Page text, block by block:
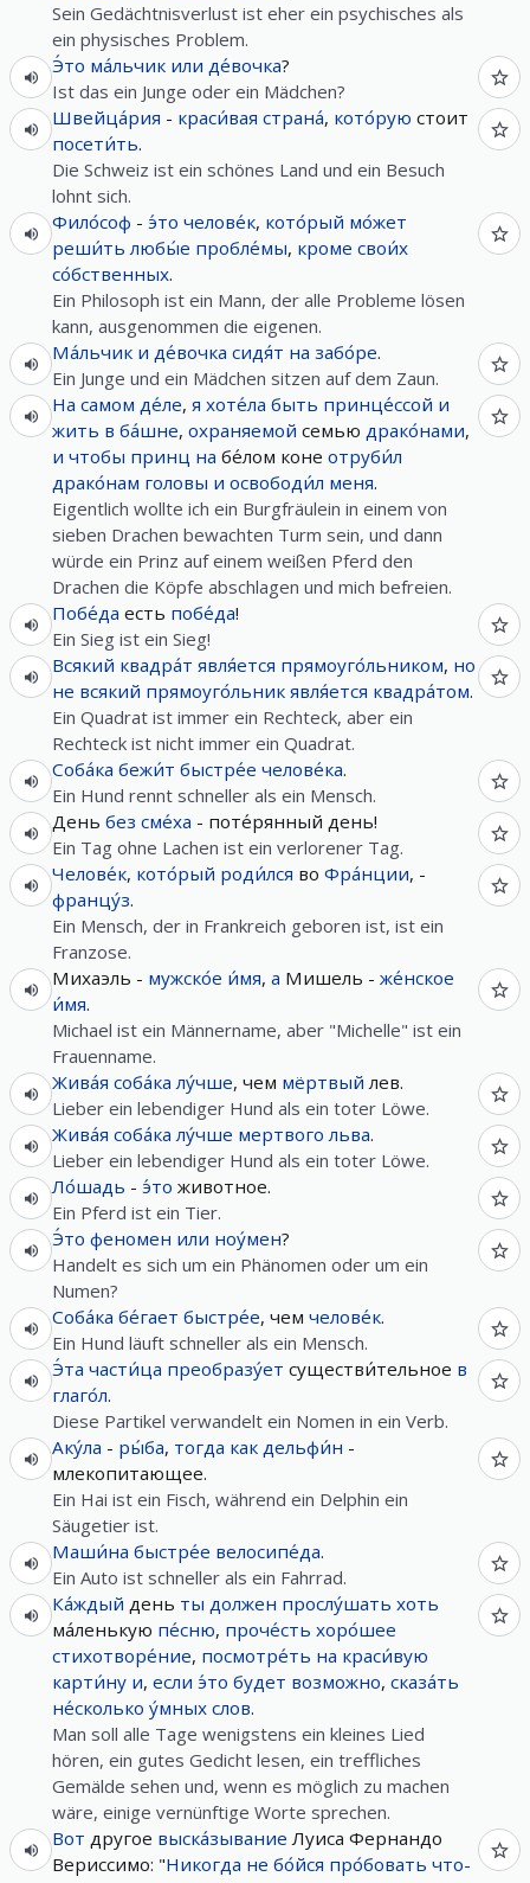
Sein Gedächtnisverlust ist eher ein psychisches als
ein physisches Problem.
Э́то ма́льчик или де́вочка?
Ist das ein Junge oder ein Mädchen?
Швейца́рия - краси́вая страна́, кото́рую стоит
посети́ть.
Die Schweiz ist ein schönes Land und ein Besuch
lohnt sich.
Фило́соф - э́то челове́к, кото́рый мо́жет
реши́ть любы́е пробле́мы, кроме свои́х
со́бственных.
Ein Philosoph ist ein Mann, der alle Probleme lösen
kann, ausgenommen die eigenen.
Ма́льчик и де́вочка сидя́т на забо́ре.
Ein Junge und ein Mädchen sitzen auf dem Zaun.
На самом де́ле, я хоте́ла быть принце́ссой и
жить в ба́шне, охраняемой семью драко́нами,
и чтобы принц на бе́лом коне отруби́л
драко́нам головы и освободи́л меня.
Eigentlich wollte ich ein Burgfräulein in einem von
sieben Drachen bewachten Turm sein, und dann
würde ein Prinz auf einem weißen Pferd den
Drachen die Köpfe abschlagen und mich befreien.
Побе́да есть побе́да!
Ein Sieg ist ein Sieg!
Всякий квадра́т явля́ется прямоуго́льником, но
не всякий прямоуго́льник явля́ется квадра́том.
Ein Quadrat ist immer ein Rechteck, aber ein
Rechteck ist nicht immer ein Quadrat.
Соба́ка бежи́т быстре́е челове́ка.
Ein Hund rennt schneller als ein Mensch.
День без сме́ха - поте́рянный день!
Ein Tag ohne Lachen ist ein verlorener Tag.
Челове́к, кото́рый роди́лся во Фра́нции, -
францу́з.
Ein Mensch, der in Frankreich geboren ist, ist ein
Franzose.
Михаэль - мужско́е и́мя, а Мишель - же́нское
и́мя.
Michael ist ein Männername, aber "Michelle" ist ein
Frauenname.
Жива́я соба́ка лу́чше, чем мёртвый лев.
Lieber ein lebendiger Hund als ein toter Löwe.
Жива́я соба́ка лу́чше мертвого льва.
Lieber ein lebendiger Hund als ein toter Löwe.
Ло́шадь - э́то животное.
Ein Pferd ist ein Tier.
Э́то феномен или ноу́мен?
Handelt es sich um ein Phänomen oder um ein
Numen?
Соба́ка бе́гает быстре́е, чем челове́к.
Ein Hund läuft schneller als ein Mensch.
Э́та части́ца преобразу́ет существи́тельное в
глаго́л.
Diese Partikel verwandelt ein Nomen in ein Verb.
Аку́ла - ры́ба, тогда как дельфи́н -
млекопитающее.
Ein Hai ist ein Fisch, während ein Delphin ein
Säugetier ist.
Маши́на быстре́е велосипе́да.
Ein Auto ist schneller als ein Fahrrad.
Ка́ждый день ты должен прослу́шать хоть
ма́ленькую пе́сню, проче́сть хоро́шее
стихотворе́ние, посмотре́ть на краси́вую
карти́ну и, если э́то будет возможно, сказа́ть
не́сколько у́мных слов.
Man soll alle Tage wenigstens ein kleines Lied
hören, ein gutes Gedicht lesen, ein treffliches
Gemälde sehen und, wenn es möglich zu machen
wäre, einige vernünftige Worte sprechen.
Вот другое выска́зывание Луиса Фернандо
Вериссимо: "Никогда не бо́йся про́бовать что-